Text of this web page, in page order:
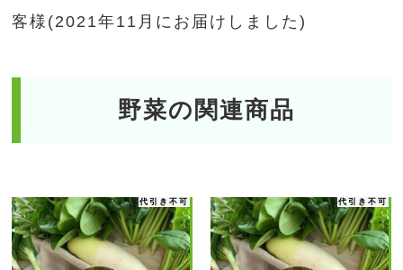
客様(2021年11月にお届けしました)
野菜の関連商品
代引き不可 代引き不可